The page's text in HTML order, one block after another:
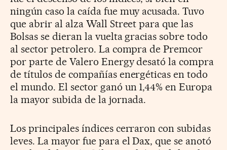
ningún caso la caída fue muy acusada. Tuvo
que abrir al alza Wall Street para que las
Bolsas se dieran la vuelta gracias sobre todo
al sector petrolero. La compra de Premcor
por parte de Valero Energy desató la compra
de títulos de compañías energéticas en todo
el mundo. El sector ganó un 1,44% en Europa
la mayor subida de la jornada.
Los principales índices cerraron con subidas
leves. La mayor fue para el Dax, que se anotó